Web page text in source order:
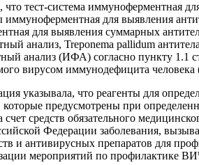
что тест-система иммуноферментная
иммуноферментная для выявления
для выявления суммарных
анализ, Treponema pallidum
анализ (ИФА) согласно пункту 1.1
вирусом иммунодефицита
указывала, что реагенты для
предусмотрены при
счет средств обязательного
Федерации заболевания,
и антивирусных препаратов для
мероприятий по профилактике